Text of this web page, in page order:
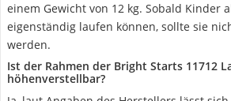
einem Gewicht von 12 kg. Sobald Kinder
eigenständig laufen können, sollte sie
werden.
Ist der Rahmen der Bright Starts 11712
höhenverstellbar?